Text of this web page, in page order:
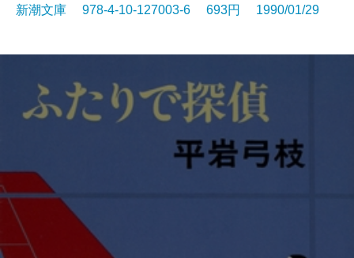
新潮文庫 978-4-10-127003-6 693円 1990/01/29